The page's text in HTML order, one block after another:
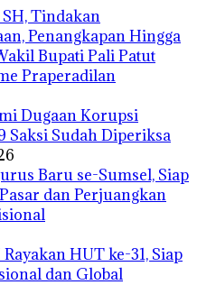
Tindakan
Penangkapan Hingga
Bupati Pali Patut
Praperadilan
Dugaan Korupsi
Saksi Sudah Diperiksa
Baru se-Sumsel, Siap
dan Perjuangkan
HUT ke-31, Siap
dan Global